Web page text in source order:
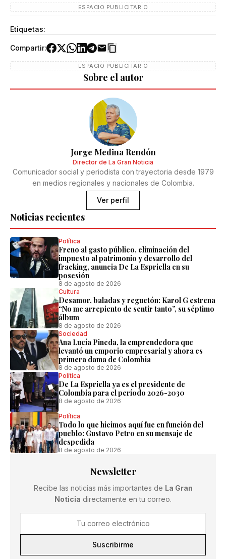
ESPACIO PUBLICITARIO
Etiquetas:
Compartir:
ESPACIO PUBLICITARIO
Noticias recientes
Política
Freno al gasto público, eliminación del
impuesto al patrimonio y desarrollo del
fracking, anuncia De La Espriella en su
posesión
8 de agosto de 2026
Cultura
Desamor, baladas y reguetón: Karol G estrena
“No me arrepiento de sentir tanto”, su séptimo
álbum
8 de agosto de 2026
Sociedad
Ana Lucía Pineda, la emprendedora que
levantó un emporio empresarial y ahora es
primera dama de Colombia
8 de agosto de 2026
Política
De La Espriella ya es el presidente de
Colombia para el período 2026-2030
8 de agosto de 2026
Política
Todo lo que hicimos aquí fue en función del
pueblo: Gustavo Petro en su mensaje de
despedida
8 de agosto de 2026
Sobre el autor
Jorge Medina Rendón
Director de La Gran Noticia
Comunicador social y periodista con trayectoria desde 1979
en medios regionales y nacionales de Colombia.
Ver perfil
Newsletter
Recibe las noticias más importantes de La Gran
Noticia directamente en tu correo.
Suscribirme